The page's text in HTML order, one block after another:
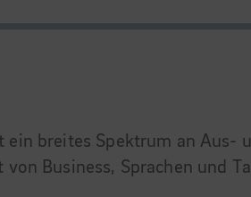
ein breites Spektrum an Aus-
Business, Sprachen und